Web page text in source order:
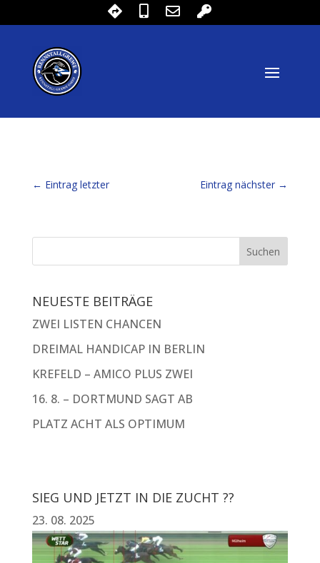
← Eintrag letzter Eintrag nächster →
NEUESTE BEITRÄGE
ZWEI LISTEN CHANCEN
DREIMAL HANDICAP IN BERLIN
KREFELD – AMICO PLUS ZWEI
16. 8. – DORTMUND SAGT AB
PLATZ ACHT ALS OPTIMUM
SIEG UND JETZT IN DIE ZUCHT ??
23. 08. 2025